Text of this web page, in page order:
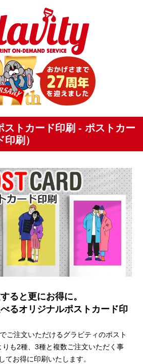
ストカード印刷 - ポストカー
刷）
ると更にお得に。
るオリジナルポストカード印
ご注文いただけるグラビティのポスト
も2種、3種と複数ご注文いただく事
てお得に印刷いたします。